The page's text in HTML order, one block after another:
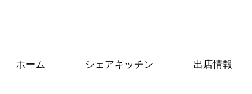
ホーム シェアキッチン 出店情報